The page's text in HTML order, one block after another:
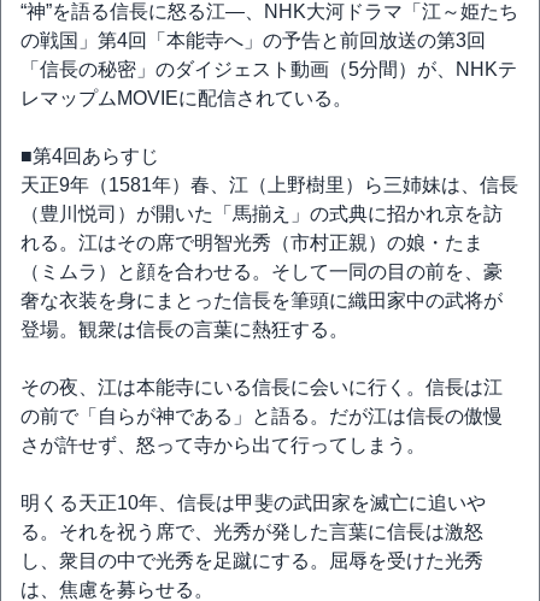
“神”を語る信長に怒る江―、NHK大河ドラマ「江～姫たち
の戦国」第4回「本能寺へ」の予告と前回放送の第3回
「信長の秘密」のダイジェスト動画（5分間）が、NHKテ
レマップムMOVIEに配信されている。
■第4回あらすじ
天正9年（1581年）春、江（上野樹里）ら三姉妹は、信長
（豊川悦司）が開いた「馬揃え」の式典に招かれ京を訪
れる。江はその席で明智光秀（市村正親）の娘・たま
（ミムラ）と顔を合わせる。そして一同の目の前を、豪
奢な衣装を身にまとった信長を筆頭に織田家中の武将が
登場。観衆は信長の言葉に熱狂する。
その夜、江は本能寺にいる信長に会いに行く。信長は江
の前で「自らが神である」と語る。だが江は信長の傲慢
さが許せず、怒って寺から出て行ってしまう。
明くる天正10年、信長は甲斐の武田家を滅亡に追いや
る。それを祝う席で、光秀が発した言葉に信長は激怒
し、衆目の中で光秀を足蹴にする。屈辱を受けた光秀
は、焦慮を募らせる。